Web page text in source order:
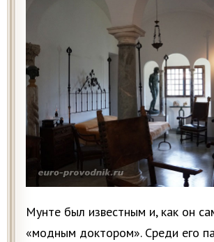
Мунте был известным и, как он
«модным доктором». Среди его